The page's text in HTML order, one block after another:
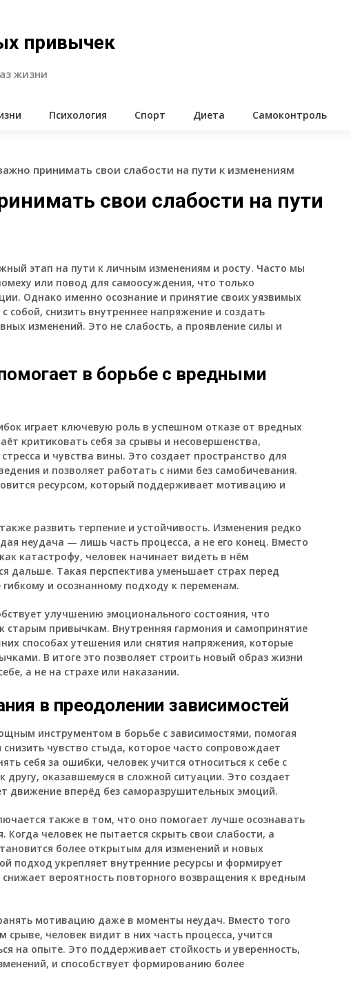
привычек
жизни
Психология Спорт Диета Самоконтроль
принимать свои слабости на пути к изменениям
свои слабости на пути
этап на пути к личным изменениям и росту. Часто мы
или повод для самоосуждения, что только
Однако именно осознание и принятие своих уязвимых
собой, снизить внутреннее напряжение и создать
изменений. Это не слабость, а проявление силы и
в борьбе с вредными
играет ключевую роль в успешном отказе от вредных
критиковать себя за срывы и несовершенства,
и чувства вины. Это создает пространство для
и позволяет работать с ними без самобичевания.
ресурсом, который поддерживает мотивацию и
развить терпение и устойчивость. Изменения редко
неудача — лишь часть процесса, а не его конец. Вместо
катастрофу, человек начинает видеть в нём
дальше. Такая перспектива уменьшает страх перед
и осознанному подходу к переменам.
улучшению эмоционального состояния, что
старым привычкам. Внутренняя гармония и самопринятие
способах утешения или снятия напряжения, которые
В итоге это позволяет строить новый образ жизни
а не на страхе или наказании.
в преодолении зависимостей
инструментом в борьбе с зависимостями, помогая
чувство стыда, которое часто сопровождает
себя за ошибки, человек учится относиться к себе с
оказавшемуся в сложной ситуации. Это создает
движение вперёд без саморазрушительных эмоций.
также в том, что оно помогает лучше осознавать
Когда человек не пытается скрыть свои слабости, а
более открытым для изменений и новых
подход укрепляет внутренние ресурсы и формирует
вероятность повторного возвращения к вредным
мотивацию даже в моменты неудач. Вместо того
человек видит в них часть процесса, учится
на опыте. Это поддерживает стойкость и уверенность,
и способствует формированию более